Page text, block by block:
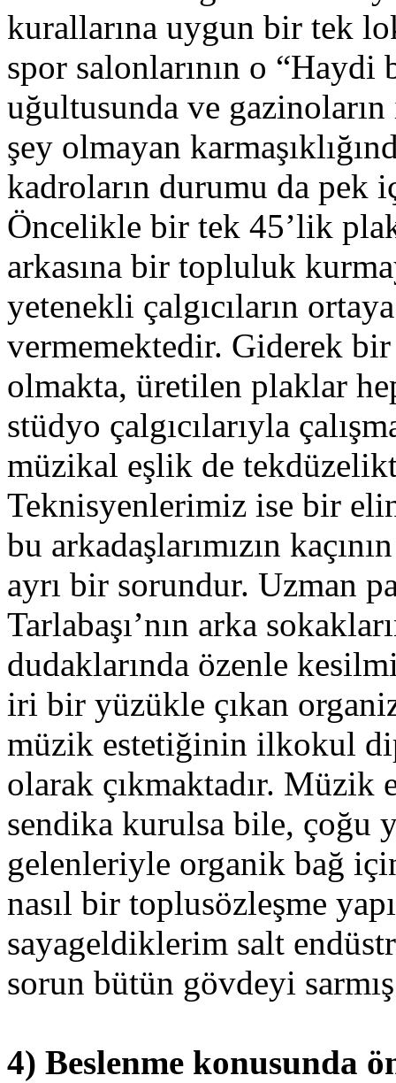
kurallarına uygun bir tek
spor salonlarının o “Haydi
uğultusunda ve
şey olmayan
kadroların durumu da pek
Öncelikle bir tek 45’lik
arkasına bir topluluk
yetenekli çalgıcıların
vermemektedir. Giderek bir
olmakta, üretilen plaklar
stüdyo çalgıcılarıyla
müzikal eşlik de
Teknisyenlerimiz ise bir
bu arkadaşlarımızın
ayrı bir sorundur. Uzman
Tarlabaşı’nın arka
dudaklarında özenle
iri bir yüzükle çıkan
müzik estetiğinin ilkokul
olarak çıkmaktadır.
sendika kurulsa bile, çoğu
gelenleriyle organik bağ
nasıl bir toplusözleşme
sayageldiklerim salt
sorun bütün gövdeyi
4) Beslenme konusunda